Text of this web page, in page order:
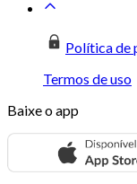
Política de
Termos de uso
Baixe o app